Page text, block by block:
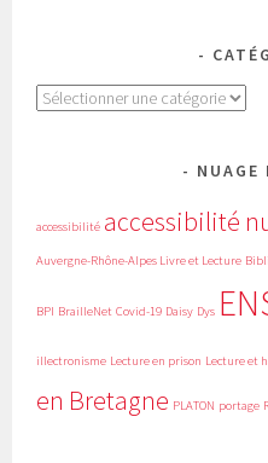
Catégories
NUAGE
accessibilité accessibilité
Auvergne-Rhône-Alpes Livre et Lecture
BPI BrailleNet Covid-19 Daisy Dys
illectronisme Lecture en prison Lecture et
en Bretagne PLATON portage